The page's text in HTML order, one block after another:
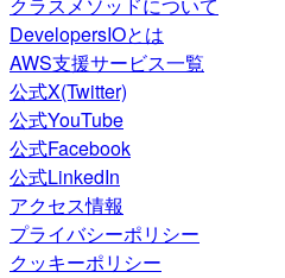
クラスメソッドについて
DevelopersIOとは
AWS支援サービス一覧
公式X(Twitter)
公式YouTube
公式Facebook
公式LinkedIn
アクセス情報
プライバシーポリシー
クッキーポリシー